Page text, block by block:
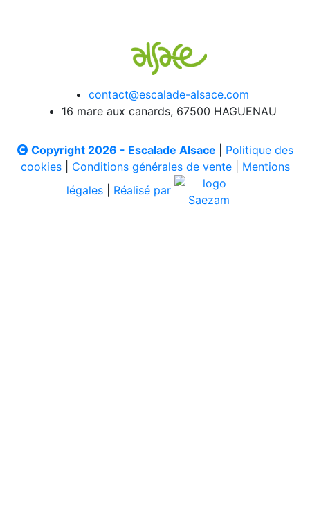
contact@escalade-alsace.com
16 mare aux canards, 67500 HAGUENAU
Copyright 2026 - Escalade Alsace
Politique des
cookies| Conditions générales de vente| Mentions
légales
Réalisé par